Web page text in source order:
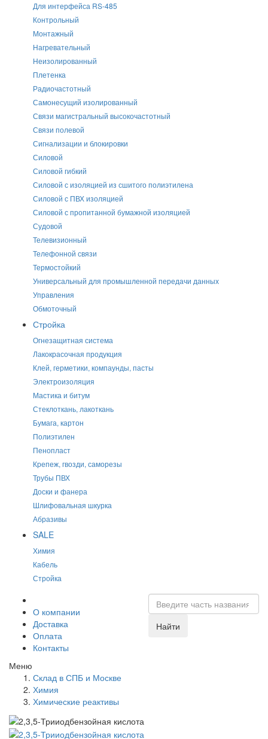
Для интерфейса RS-485
Контрольный
Монтажный
Нагревательный
Неизолированный
Плетенка
Радиочастотный
Самонесущий изолированный
Связи магистральный высокочастотный
Связи полевой
Сигнализации и блокировки
Силовой
Силовой гибкий
Силовой с изоляцией из сшитого полиэтилена
Силовой с ПВХ изоляцией
Силовой с пропитанной бумажной изоляцией
Судовой
Телевизионный
Телефонной связи
Термостойкий
Универсальный для промышленной передачи данных
Управления
Обмоточный
Стройка
Огнезащитная система
Лакокрасочная продукция
Клей, герметики, компаунды, пасты
Электроизоляция
Мастика и битум
Стеклоткань, лакоткань
Бумага, картон
Полиэтилен
Пенопласт
Крепеж, гвозди, саморезы
Трубы ПВХ
Доски и фанера
Шлифовальная шкурка
Абразивы
SALE
Химия
Кабель
Стройка
О компании
Доставка
Оплата
Контакты
Найти
Меню
Склад в СПБ и Москве
Химия
Химические реактивы